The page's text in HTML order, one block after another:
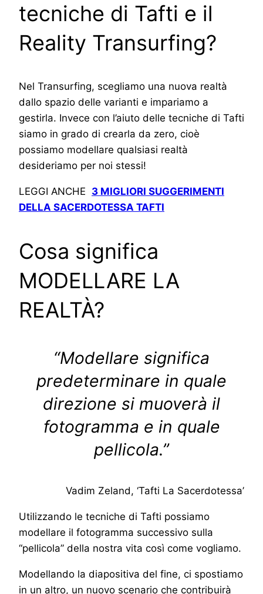
tecniche di Tafti e il
Reality Transurfing?
Nel Transurfing, scegliamo una nuova realtà
dallo spazio delle varianti e impariamo a
gestirla. Invece con l’aiuto delle tecniche di Tafti
siamo in grado di crearla da zero, cioè
possiamo modellare qualsiasi realtà
desideriamo per noi stessi!
LEGGI ANCHE 3 MIGLIORI SUGGERIMENTI
DELLA SACERDOTESSA TAFTI
Cosa significa
MODELLARE LA
REALTÀ?
“Modellare significa
predeterminare in quale
direzione si muoverà il
fotogramma e in quale
pellicola.”
Vadim Zeland, ‘Tafti La Sacerdotessa’
Utilizzando le tecniche di Tafti possiamo
modellare il fotogramma successivo sulla
“pellicola” della nostra vita così come vogliamo.
Modellando la diapositiva del fine, ci spostiamo
in un altro, un nuovo scenario che contribuirà